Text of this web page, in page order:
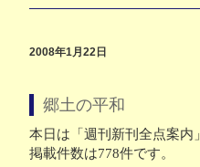
2008年1月22日
郷土の平和
本日は「週刊新刊全点案内
掲載件数は778件です。